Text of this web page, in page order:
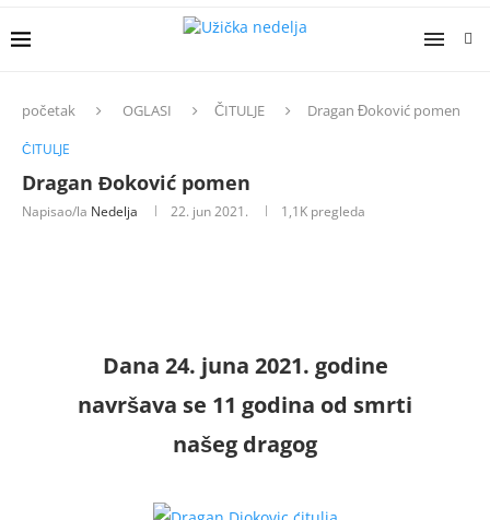
početak OGLASI ČITULJE Dragan Đoković pomen
ČITULJE
Dragan Đoković pomen
Napisao/la Nedelja 22. jun 2021. 1,1K pregleda
Dana 24. juna 2021. godine
navršava se 11 godina od smrti
našeg dragog